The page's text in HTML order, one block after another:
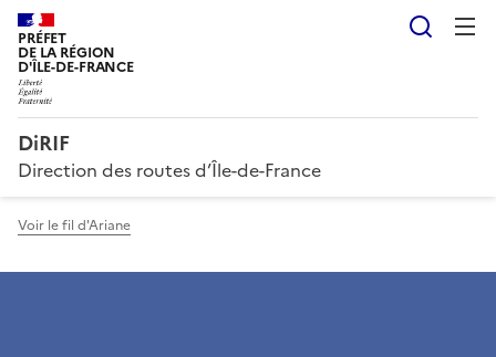
PRÉFET
DE LA RÉGION
D'ÎLE-DE-FRANCE
DiRIF
Direction des routes d’Île-de-France
Voir le fil d'Ariane